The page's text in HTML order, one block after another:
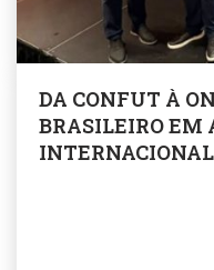
DA CONFUT À
BRASILEIRO EM
INTERNACIONAL